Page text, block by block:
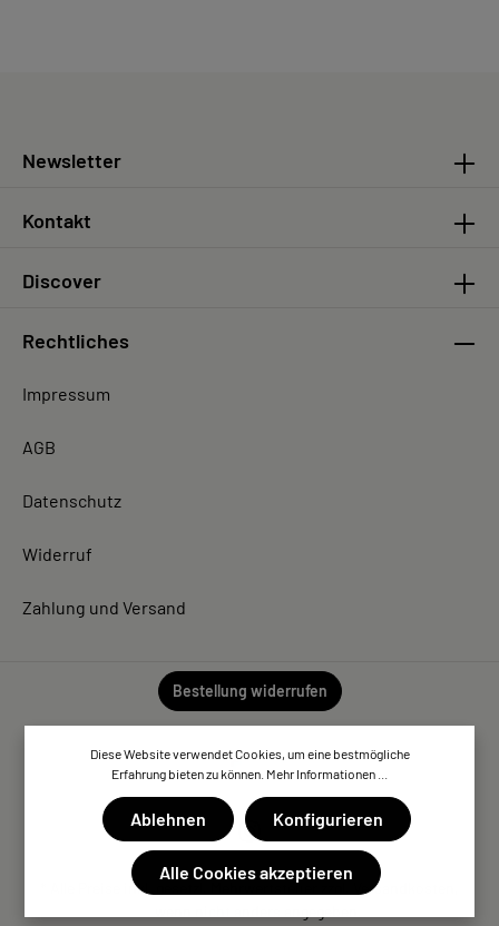
Newsletter
Discover
Kontakt
Rechtliches
Impressum
AGB
Datenschutz
Widerruf
Zahlung und Versand
Bestellung widerrufen
* Alle Preise inkl. gesetzl. Mehrwertsteuer zzgl. Versandkosten,
Diese Website verwendet Cookies, um eine bestmögliche
Erfahrung bieten zu können. Mehr Informationen ...
Ablehnen Konfigurieren
Alle Cookies akzeptieren